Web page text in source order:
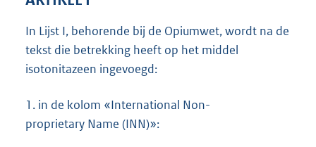
In Lijst I, behorende bij de Opiumwet, wordt na de
tekst die betrekking heeft op het middel
isotonitazeen ingevoegd:
1. in de kolom «International Non-
proprietary Name (INN)»: